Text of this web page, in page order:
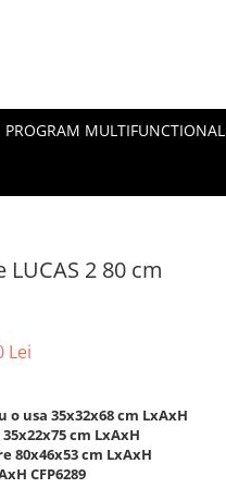
PROGRAM MULTIFUNCTIONAL
2 80 cm
Lei
o usa 35x32x68 cm LxAxH
cm LxAxH
80x46x53 cm LxAxH
CFP6289